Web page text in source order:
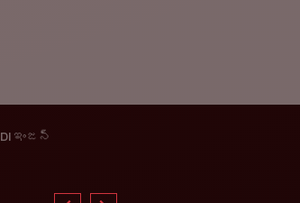
DI ఇంజన్